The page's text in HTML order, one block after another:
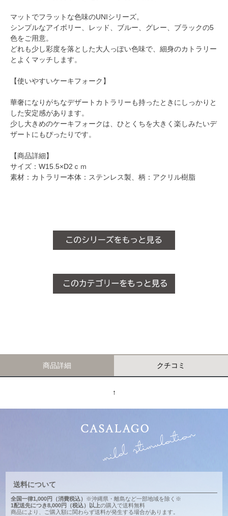
マットでフラットな色味のUNIシリーズ。
シンプルなアイボリー、レッド、ブルー、グレー、ブラックの5
色をご用意。
どれも少し彩度を落とした大人っぽい色味で、細身のカトラリー
とよくマッチします。
【使いやすいケーキフォーク】
華奢になりがちなデザートカトラリーも持ったときにしっかりと
した安定感があります。
少し大きめのケーキフォークは、ひとくちを大きく楽しみたいデ
ザートにもぴったりです。
【商品詳細】
サイズ：W15.5×D2ｃｍ
素材：カトラリー本体：ステンレス製、柄：アクリル樹脂
商品詳細 クチコミ
↑
送料について
全国一律1,000円（消費税込） ※沖縄県・離島など一部地域を除く※
1配送先につき8,000円（税込）以上の購入で送料無料
商品により、ご購入額に関わらず送料が発生する場合があります。